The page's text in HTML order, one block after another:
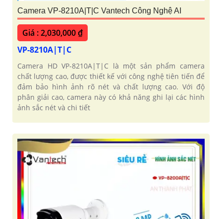
Camera VP-8210A|T|C Vantech Công Nghệ AI
Giá : 2,030,000 ₫
VP-8210A|T|C
Camera HD VP-8210A|T|C là một sản phẩm camera
chất lượng cao, được thiết kế với công nghệ tiên tiến để
đảm bảo hình ảnh rõ nét và chất lượng cao. Với độ
phân giải cao, camera này có khả năng ghi lại các hình
ảnh sắc nét và chi tiết